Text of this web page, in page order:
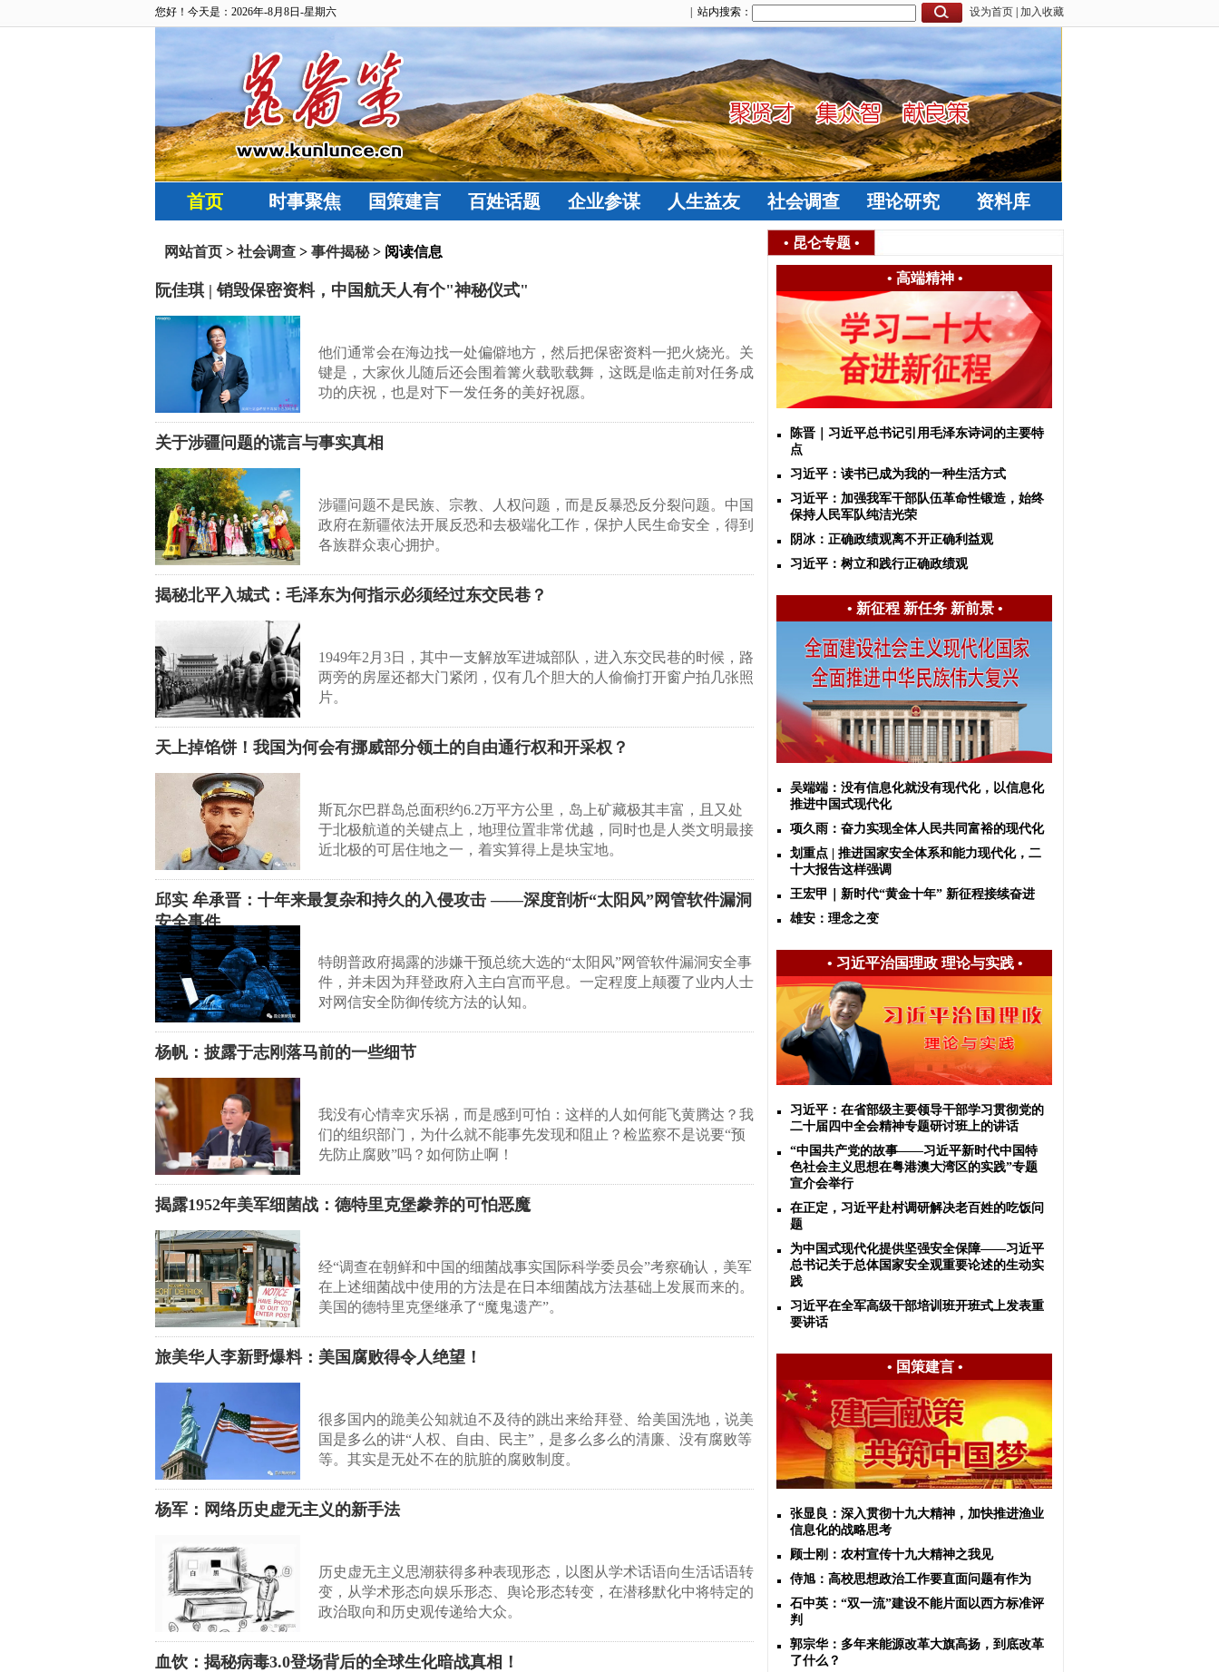
您好！今天是：2026年-8月8日-星期六 设为首页 加入收藏
| 站内搜索：
首页 时事聚焦 国策建言 百姓话题 企业参谋 人生益友 社会调查 理论研究 资料库
网站首页 > 社会调查 > 事件揭秘> 阅读信息
阮佳琪 | 销毁保密资料，中国航天人有个"神秘仪式"
他们通常会在海边找一处偏僻地方，然后把保密资料一把火烧光。关
键是，大家伙儿随后还会围着篝火载歌载舞，这既是临走前对任务成
功的庆祝，也是对下一发任务的美好祝愿。
关于涉疆问题的谎言与事实真相
涉疆问题不是民族、宗教、人权问题，而是反暴恐反分裂问题。中国
政府在新疆依法开展反恐和去极端化工作，保护人民生命安全，得到
各族群众衷心拥护。
揭秘北平入城式：毛泽东为何指示必须经过东交民巷？
1949年2月3日，其中一支解放军进城部队，进入东交民巷的时候，路
两旁的房屋还都大门紧闭，仅有几个胆大的人偷偷打开窗户拍几张照
片。
天上掉馅饼！我国为何会有挪威部分领土的自由通行权和开采权？
斯瓦尔巴群岛总面积约6.2万平方公里，岛上矿藏极其丰富，且又处
于北极航道的关键点上，地理位置非常优越，同时也是人类文明最接
近北极的可居住地之一，着实算得上是块宝地。
邱实 牟承晋：十年来最复杂和持久的入侵攻击 ——深度剖析“太阳风”网管软件漏洞
安全事件
特朗普政府揭露的涉嫌干预总统大选的“太阳风”网管软件漏洞安全事
件，并未因为拜登政府入主白宫而平息。一定程度上颠覆了业内人士
对网信安全防御传统方法的认知。
杨帆：披露于志刚落马前的一些细节
我没有心情幸灾乐祸，而是感到可怕：这样的人如何能飞黄腾达？我
们的组织部门，为什么就不能事先发现和阻止？检监察不是说要“预
先防止腐败”吗？如何防止啊！
揭露1952年美军细菌战：德特里克堡豢养的可怕恶魔
经“调查在朝鲜和中国的细菌战事实国际科学委员会”考察确认，美军
在上述细菌战中使用的方法是在日本细菌战方法基础上发展而来的。
美国的德特里克堡继承了“魔鬼遗产”。
旅美华人李新野爆料：美国腐败得令人绝望！
很多国内的跪美公知就迫不及待的跳出来给拜登、给美国洗地，说美
国是多么的讲“人权、自由、民主”，是多么多么的清廉、没有腐败等
等。其实是无处不在的肮脏的腐败制度。
杨军：网络历史虚无主义的新手法
历史虚无主义思潮获得多种表现形态，以图从学术话语向生活话语转
变，从学术形态向娱乐形态、舆论形态转变，在潜移默化中将特定的
政治取向和历史观传递给大众。
血饮：揭秘病毒3.0登场背后的全球生化暗战真相！
• 昆仑专题 •
• 高端精神•
陈晋｜习近平总书记引用毛泽东诗词的主要特
点
习近平：读书已成为我的一种生活方式
习近平：加强我军干部队伍革命性锻造，始终
保持人民军队纯洁光荣
阴冰：正确政绩观离不开正确利益观
习近平：树立和践行正确政绩观
• 新征程 新任务 新前景•
吴端端：没有信息化就没有现代化，以信息化
推进中国式现代化
项久雨：奋力实现全体人民共同富裕的现代化
划重点 | 推进国家安全体系和能力现代化，二
十大报告这样强调
王宏甲｜新时代“黄金十年” 新征程接续奋进
雄安：理念之变
• 习近平治国理政 理论与实践•
习近平：在省部级主要领导干部学习贯彻党的
二十届四中全会精神专题研讨班上的讲话
“中国共产党的故事——习近平新时代中国特
色社会主义思想在粤港澳大湾区的实践”专题
宣介会举行
在正定，习近平赴村调研解决老百姓的吃饭问
题
为中国式现代化提供坚强安全保障——习近平
总书记关于总体国家安全观重要论述的生动实
践
习近平在全军高级干部培训班开班式上发表重
要讲话
• 国策建言•
张显良：深入贯彻十九大精神，加快推进渔业
信息化的战略思考
顾士刚：农村宣传十九大精神之我见
侍旭：高校思想政治工作要直面问题有作为
石中英：“双一流”建设不能片面以西方标准评
判
郭宗华：多年来能源改革大旗高扬，到底改革
了什么？